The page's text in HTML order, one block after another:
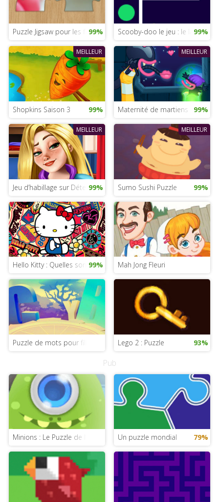
Puzzle Jigsaw pour les filles99% Scooby-doo le jeu : le labyrinthe
99%
MEILLEUR
Shopkins Saison 3 99%
MEILLEUR
Maternité de martiens 99%
MEILLEUR
Jeu d’habillage sur Détective Pikachu
99%
MEILLEUR
Sumo Sushi Puzzle 99%
Hello Kitty : Quelles sont les différences ?
99% Mah Jong Fleuri
Puzzle de mots pour filles Lego 2 : Puzzle 93%
Pub
Minions : Le Puzzle de l’ascension de GruUn puzzle mondial 79%